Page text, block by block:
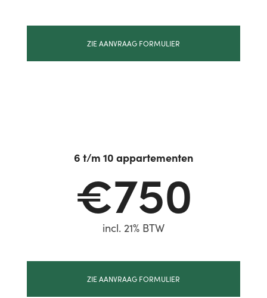
ZIE AANVRAAG FORMULIER
6 t/m 10 appartementen
€750
incl. 21% BTW
ZIE AANVRAAG FORMULIER